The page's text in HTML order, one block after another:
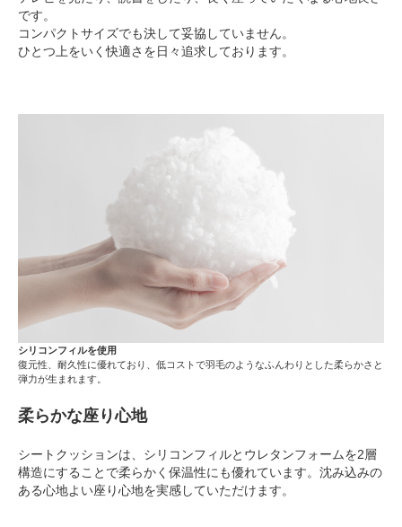
です。
コンパクトサイズでも決して妥協していません。
ひとつ上をいく快適さを日々追求しております。
シリコンフィルを使用
復元性、耐久性に優れており、低コストで羽毛のようなふんわりとした柔らかさと
弾力が生まれます。
柔らかな座り心地
シートクッションは、シリコンフィルとウレタンフォームを2層
構造にすることで柔らかく保温性にも優れています。沈み込みの
ある心地よい座り心地を実感していただけます。